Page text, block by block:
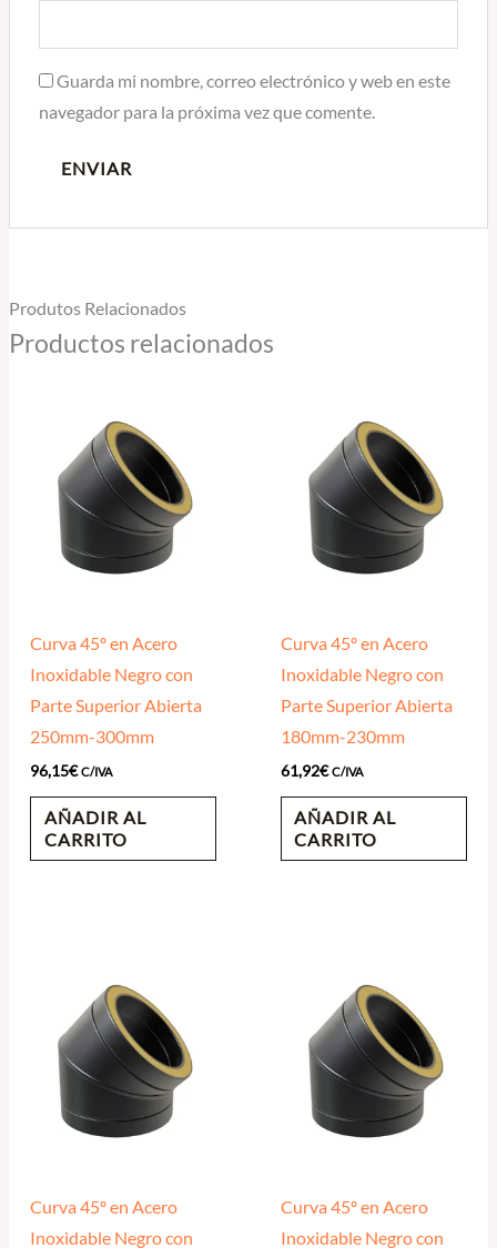
Guarda mi nombre, correo electrónico y web en este
navegador para la próxima vez que comente.
Produtos Relacionados
Productos relacionados
Curva 45º en Acero
Inoxidable Negro con
Parte Superior Abierta
250mm-300mm
96,15€ C/IVA
AÑADIR AL
CARRITO
Curva 45º en Acero
Inoxidable Negro con
Parte Superior Abierta
180mm-230mm
61,92€ C/IVA
AÑADIR AL
CARRITO
Curva 45º en Acero
Inoxidable Negro con
Curva 45º en Acero
Inoxidable Negro con